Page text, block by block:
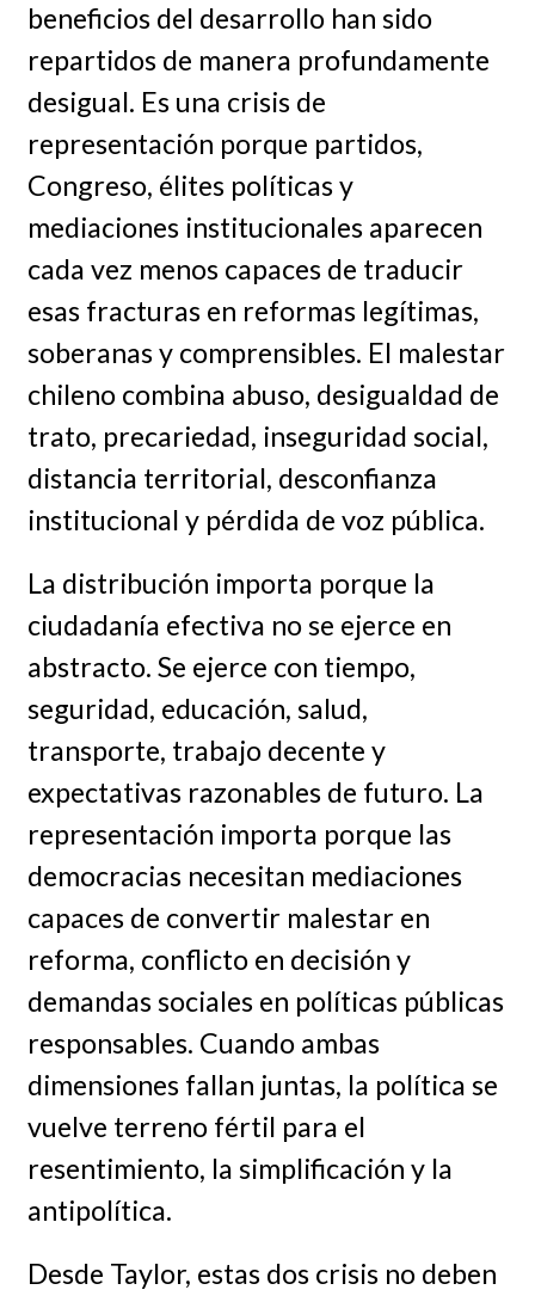
beneficios del desarrollo han sido
repartidos de manera profundamente
desigual. Es una crisis de
representación porque partidos,
Congreso, élites políticas y
mediaciones institucionales aparecen
cada vez menos capaces de traducir
esas fracturas en reformas legítimas,
soberanas y comprensibles. El malestar
chileno combina abuso, desigualdad de
trato, precariedad, inseguridad social,
distancia territorial, desconfianza
institucional y pérdida de voz pública.
La distribución importa porque la
ciudadanía efectiva no se ejerce en
abstracto. Se ejerce con tiempo,
seguridad, educación, salud,
transporte, trabajo decente y
expectativas razonables de futuro. La
representación importa porque las
democracias necesitan mediaciones
capaces de convertir malestar en
reforma, conflicto en decisión y
demandas sociales en políticas públicas
responsables. Cuando ambas
dimensiones fallan juntas, la política se
vuelve terreno fértil para el
resentimiento, la simplificación y la
antipolítica.
Desde Taylor, estas dos crisis no deben